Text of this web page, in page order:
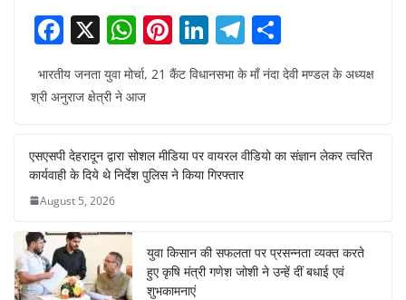
F
c
e
b
o
o
k
X W
h
at
A
p
Pi
nt
er
st
Li
k
dI
n
T
el
e
a
h
ar
भारतीय जनता युवा मोर्चा, 21 कैंट विधानसभा के माँ नंदा देवी मण्डल के अध्यक्ष
श्री अनुराज क्षेत्री ने आज
एसएसपी देहरादून द्वारा सोशल मीडिया पर वायरल वीडियो का संज्ञान लेकर त्वरित
कार्यवाही के दिये थे निर्देश पुलिस ने किया गिरफ्तार
August 5, 2026
युवा किसान की सफलता पर प्रसन्नता व्यक्त करते
हुए कृषि मंत्री गणेश जोशी ने उन्हें दीं बधाई एवं
शुभकामनाएं